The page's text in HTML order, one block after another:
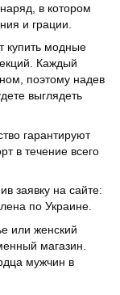
в котором
и грации.
купить модные
Каждый
поэтому надев
выглядеть
гарантируют
в течение всего
заявку на сайте:
по Украине.
или женский
магазин.
мужчин в